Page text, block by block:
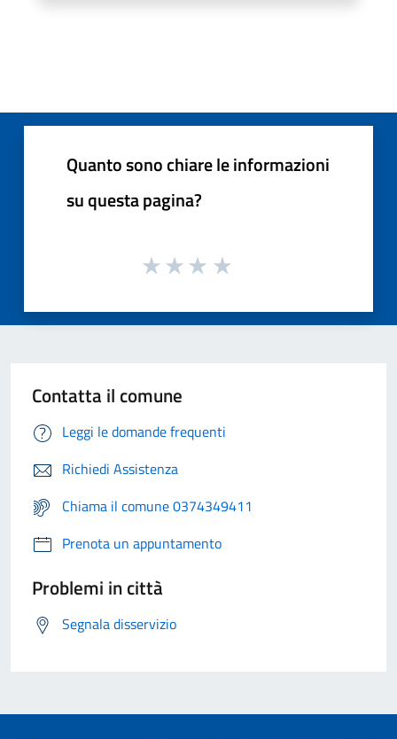
Quanto sono chiare le informazioni
su questa pagina?
Contatta il comune
Leggi le domande frequenti
Richiedi Assistenza
Chiama il comune 0374349411
Prenota un appuntamento
Problemi in città
Segnala disservizio